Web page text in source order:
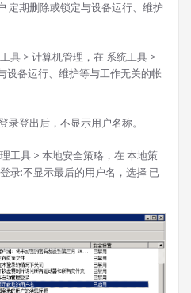
定期删除或锁定与设备运行、维护
具 > 计算机管理，在 系统工具 >
设备运行、维护等与工作无关的帐
录登出后，不显示用户名称。
工具 > 本地安全策略，在 本地策
录:不显示最后的用户名，选择 已